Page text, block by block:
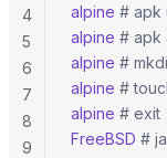
alpine # apk
alpine # apk
alpine #
alpine #
alpine # exit
FreeBSD #
4
5
6
7
8
9